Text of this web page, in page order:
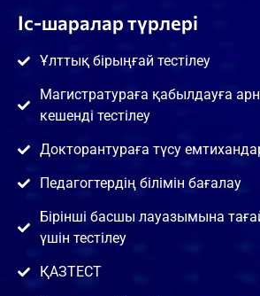
Іс-шаралар түрлері
Ұлттық бірыңғай тестілеу
Магистратураға қабылдауға
кешенді тестілеу
Докторантураға түсу
Педагогтердің білімін бағалау
Бірінші басшы лауазымына
үшін тестілеу
ҚАЗТЕСТ